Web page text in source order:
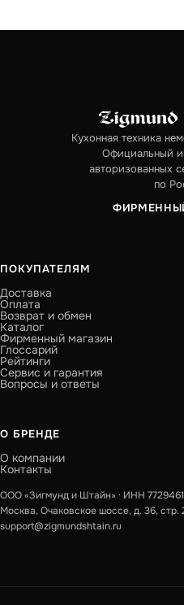
Кухонная техника
Официальный
авторизованных
по
ПОКУПАТЕЛЯМ
Доставка
Оплата
Возврат и обмен
Каталог
Фирменный магазин
Глоссарий
Рейтинги
Сервис и гарантия
Вопросы и ответы
О БРЕНДЕ
О компании
Контакты
ООО «Зигмунд и Штайн» · ИНН
Москва, Очаковское шоссе, д. 36, стр.
support@zigmundshtain.ru